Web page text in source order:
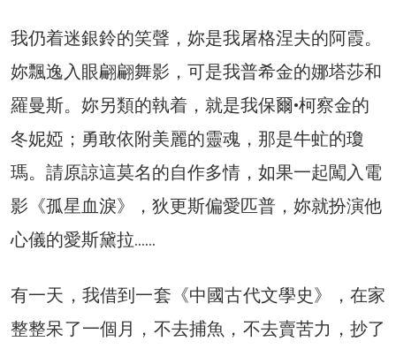
我仍着迷銀鈴的笑聲，妳是我屠格涅夫的阿霞。
妳飄逸入眼翩翩舞影，可是我普希金的娜塔莎和
羅曼斯。妳另類的執着，就是我保爾•柯察金的
冬妮婭；勇敢依附美麗的靈魂，那是牛虻的瓊
瑪。請原諒這莫名的自作多情，如果一起闖入電
影《孤星血淚》，狄更斯偏愛匹普，妳就扮演他
心儀的愛斯黛拉……
有一天，我借到一套《中國古代文學史》，在家
整整呆了一個月，不去捕魚，不去賣苦力，抄了